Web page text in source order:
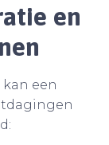
en
een